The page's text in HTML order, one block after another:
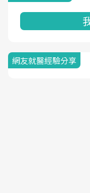
網友就醫經驗分享